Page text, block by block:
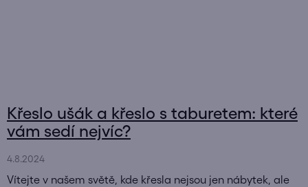
Křeslo ušák a křeslo s taburetem: které
vám sedí nejvíc?
4.8.2024
Vítejte v našem světě, kde křesla nejsou jen nábytek, ale